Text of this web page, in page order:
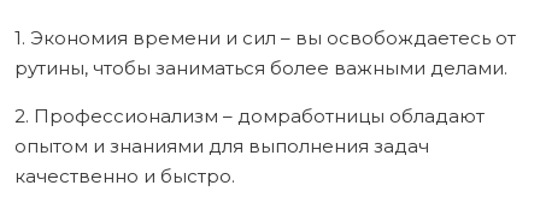
1. Экономия времени и сил – вы освобождаетесь от
рутины, чтобы заниматься более важными делами.
2. Профессионализм – домработницы обладают
опытом и знаниями для выполнения задач
качественно и быстро.